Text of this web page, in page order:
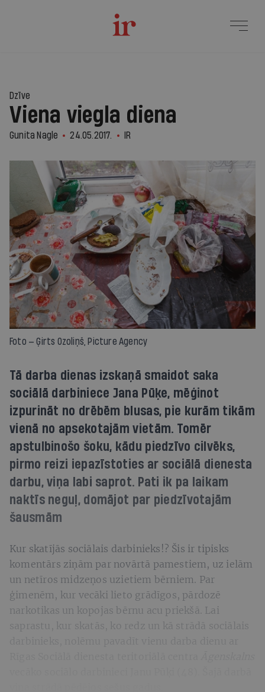
Dzīve
Viena viegla diena
Gunita Nagle 24.05.2017. IR
Foto — Ģirts Ozoliņš, Picture Agency
Tā darba dienas izskaņā smaidot saka
sociālā darbiniece Jana Pūķe, mēģinot
izpurināt no drēbēm blusas, pie kurām tikām
vienā no apsekotajām vietām. Tomēr
apstulbinošo šoku, kādu piedzīvo cilvēks,
pirmo reizi iepazīstoties ar sociālā dienesta
darbu, viņa labi saprot. Pati ik pa laikam
naktīs neguļ, domājot par piedzīvotajām
šausmām
Kur skatījās sociālais darbinieks!? Šis ir tipisks
komentārs ziņām par novārtā pamestiem, uz ielām
un netīros midzeņos uzietiem bērniem. Par
ģimenēm, kur vecāki lieto grādīgos, pārdozē
narkotikas un kopojas bērnu acu priekšā. Lai
saprastu, kur skatās, ko redz un kā strādā sociālais